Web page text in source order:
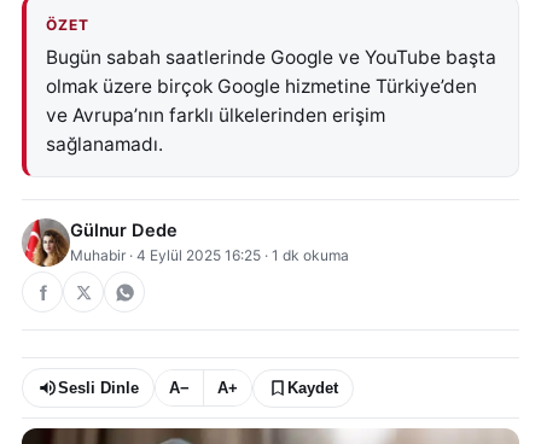
ÖZET
Bugün sabah saatlerinde Google ve YouTube başta
olmak üzere birçok Google hizmetine Türkiye’den
ve Avrupa’nın farklı ülkelerinden erişim
sağlanamadı.
Gülnur Dede
Muhabir · 4 Eylül 2025 16:25 · 1 dk okuma
Sesli Dinle A− A+ Kaydet